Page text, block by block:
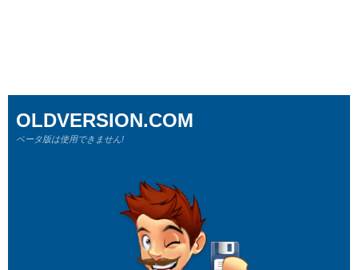
OLDVERSION.COM
ベータ版は使用できません!